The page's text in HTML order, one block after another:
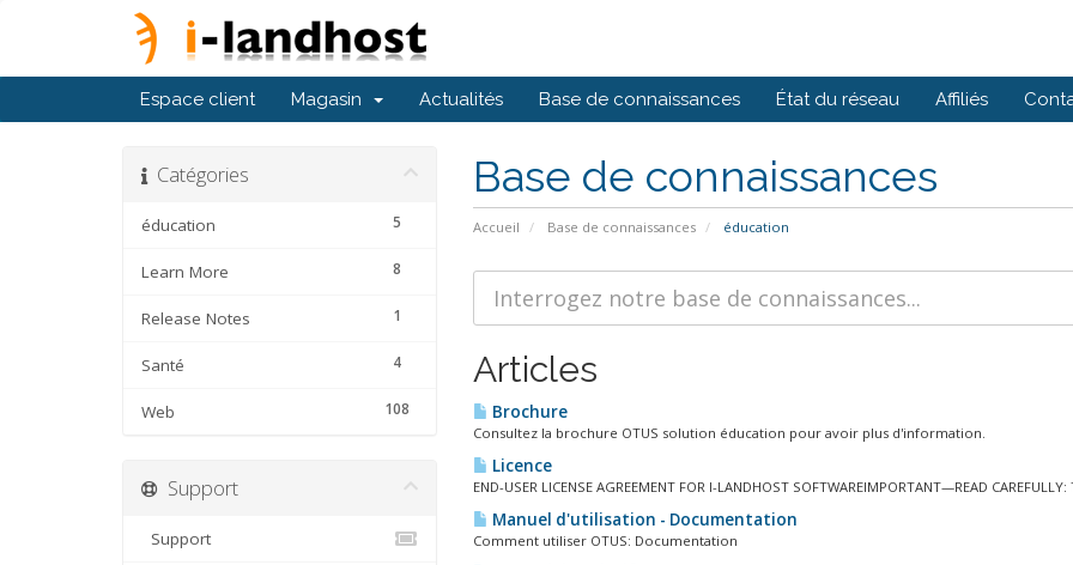
Espace client Magasin Actualités Base de connaissances État du réseau Affiliés
Base de connaissances
Accueil Base de connaissances éducation
Catégories
5
éducation
8
Learn More
1
Release Notes
4
Santé
108
Web
Articles
Brochure
Consultez la brochure OTUS solution éducation pour avoir plus d'information.
Licence
END-USER LICENSE AGREEMENT FOR I-LANDHOST SOFTWAREIMPORTANT—READ
Manuel d'utilisation - Documentation
Comment utiliser OTUS: Documentation
Support
Support